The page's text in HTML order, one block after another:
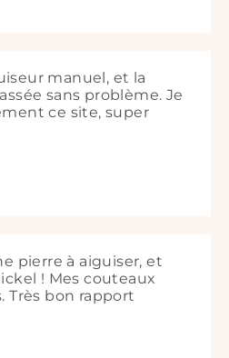
manuel, et la
sans problème. Je
ce site, super
pierre à aiguiser, et
! Mes couteaux
Très bon rapport